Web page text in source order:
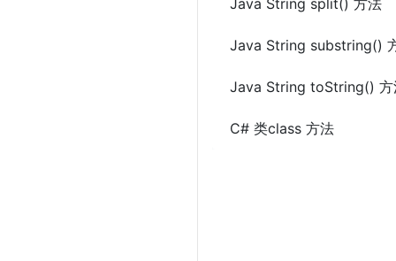
Java String split() 方法
Java String substring()
Java String toString() 方
C# 类class 方法